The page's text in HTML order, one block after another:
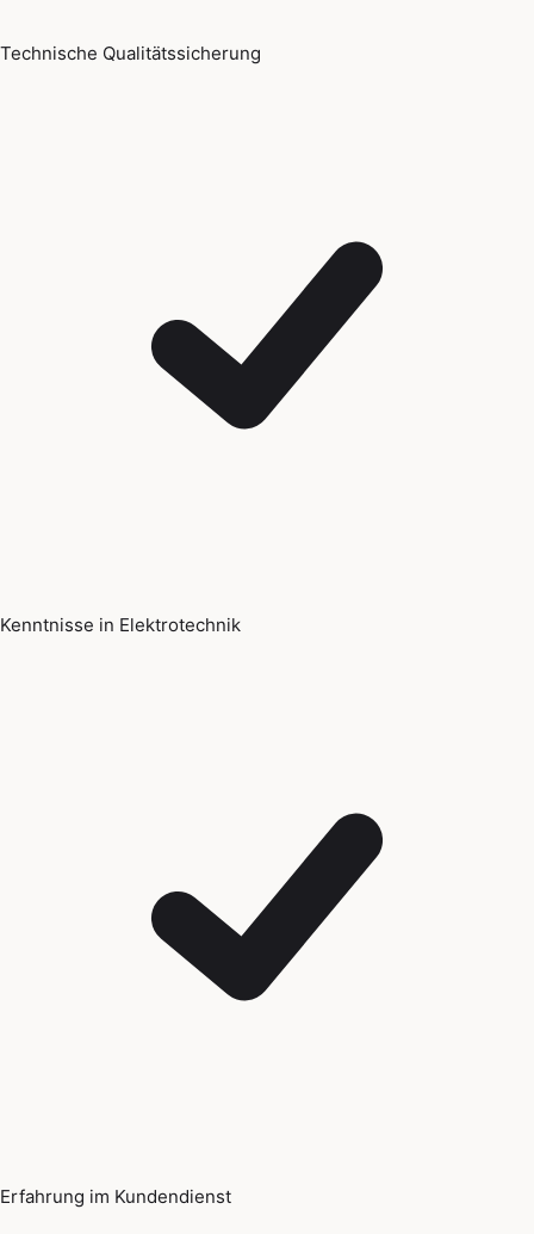
Technische Qualitätssicherung
Kenntnisse in Elektrotechnik
Erfahrung im Kundendienst